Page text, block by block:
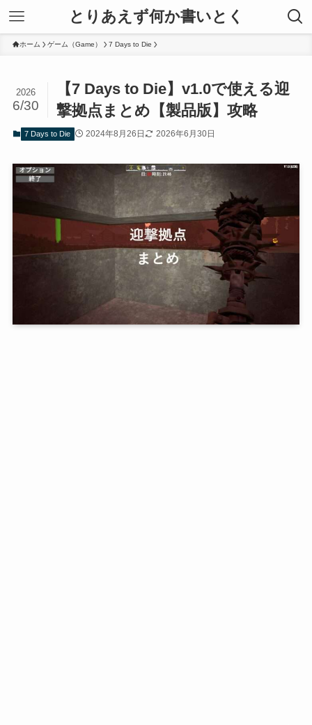
とりあえず何か書いとく
ホーム ゲーム（Game） 7 Days to Die
【7 Days to Die】v1.0で使える迎
撃拠点まとめ【製品版】攻略
2026
6/30
7 Days to Die 2024年8月26日 2026年6月30日